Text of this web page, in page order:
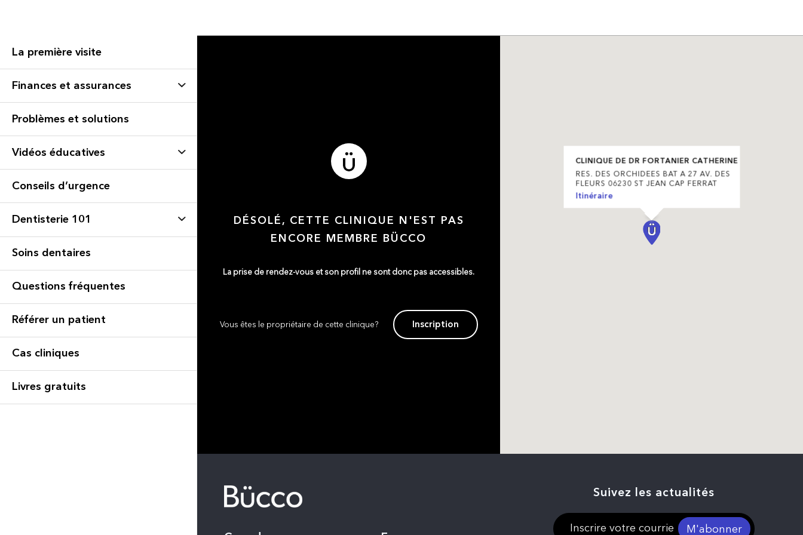
La première visite
Finances et assurances
Problèmes et solutions
Vidéos éducatives
Conseils d’urgence
Dentisterie 101
Soins dentaires
Questions fréquentes
Référer un patient
Cas cliniques
Livres gratuits
DÉSOLÉ, CETTE CLINIQUE N'EST PAS
ENCORE MEMBRE BÜCCO
La prise de rendez-vous et son profil ne sont donc pas accessibles.
Vous êtes le propriétaire de cette clinique? Inscription
CLINIQUE DE DR FORTANIER CATHERINE
RES. DES ORCHIDEES BAT A 27 AV. DES
FLEURS 06230 ST JEAN CAP FERRAT
Itinéraire
Suivez les actualités
M'abonner